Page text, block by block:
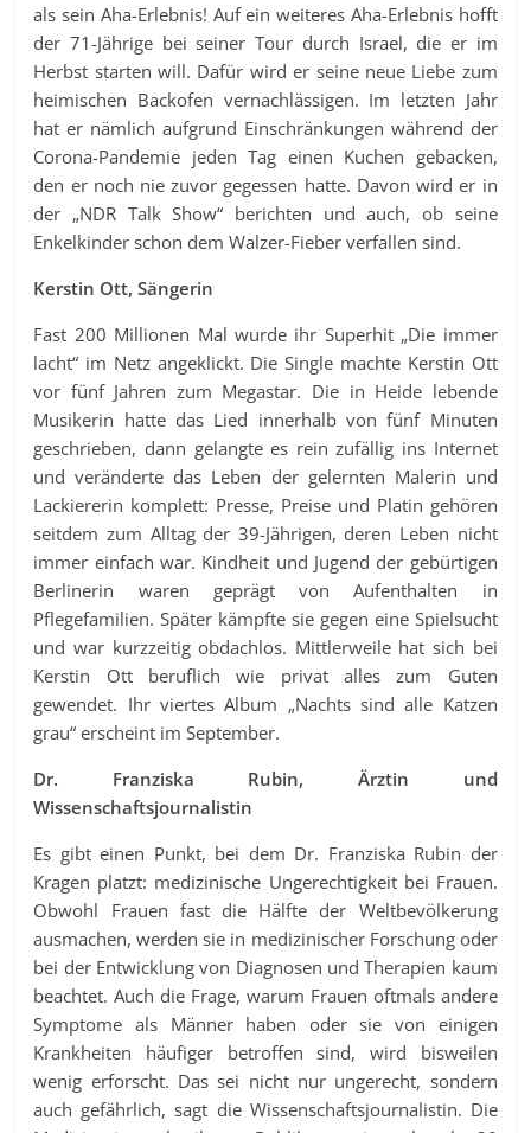
als sein Aha-Erlebnis! Auf ein weiteres Aha-Erlebnis hofft
der 71-Jährige bei seiner Tour durch Israel, die er im
Herbst starten will. Dafür wird er seine neue Liebe zum
heimischen Backofen vernachlässigen. Im letzten Jahr
hat er nämlich aufgrund Einschränkungen während der
Corona-Pandemie jeden Tag einen Kuchen gebacken,
den er noch nie zuvor gegessen hatte. Davon wird er in
der „NDR Talk Show“ berichten und auch, ob seine
Enkelkinder schon dem Walzer-Fieber verfallen sind.
Kerstin Ott, Sängerin
Fast 200 Millionen Mal wurde ihr Superhit „Die immer
lacht“ im Netz angeklickt. Die Single machte Kerstin Ott
vor fünf Jahren zum Megastar. Die in Heide lebende
Musikerin hatte das Lied innerhalb von fünf Minuten
geschrieben, dann gelangte es rein zufällig ins Internet
und veränderte das Leben der gelernten Malerin und
Lackiererin komplett: Presse, Preise und Platin gehören
seitdem zum Alltag der 39-Jährigen, deren Leben nicht
immer einfach war. Kindheit und Jugend der gebürtigen
Berlinerin waren geprägt von Aufenthalten in
Pflegefamilien. Später kämpfte sie gegen eine Spielsucht
und war kurzzeitig obdachlos. Mittlerweile hat sich bei
Kerstin Ott beruflich wie privat alles zum Guten
gewendet. Ihr viertes Album „Nachts sind alle Katzen
grau“ erscheint im September.
Dr. Franziska Rubin, Ärztin und
Wissenschaftsjournalistin
Es gibt einen Punkt, bei dem Dr. Franziska Rubin der
Kragen platzt: medizinische Ungerechtigkeit bei Frauen.
Obwohl Frauen fast die Hälfte der Weltbevölkerung
ausmachen, werden sie in medizinischer Forschung oder
bei der Entwicklung von Diagnosen und Therapien kaum
beachtet. Auch die Frage, warum Frauen oftmals andere
Symptome als Männer haben oder sie von einigen
Krankheiten häufiger betroffen sind, wird bisweilen
wenig erforscht. Das sei nicht nur ungerecht, sondern
auch gefährlich, sagt die Wissenschaftsjournalistin. Die